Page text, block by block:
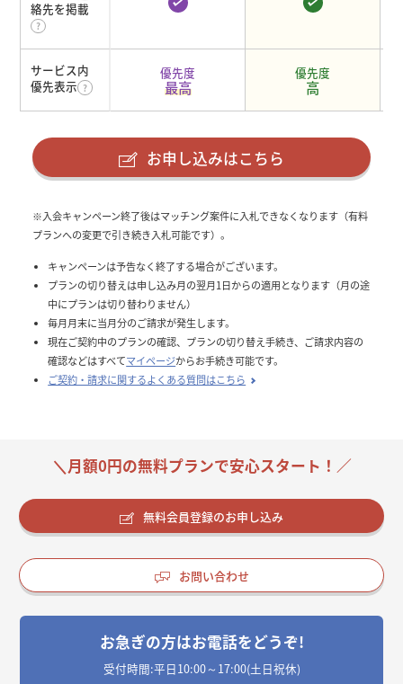
絡先を掲載
サービス内
優先表示
優先度
最高
優先度
高
お申し込みはこちら
※入会キャンペーン終了後はマッチング案件に入札できなくなります（有料
プランへの変更で引き続き入札可能です）。
キャンペーンは予告なく終了する場合がございます。
プランの切り替えは申し込み月の翌月1日からの適用となります（月の途
中にプランは切り替わりません）
毎月月末に当月分のご請求が発生します。
現在ご契約中のプランの確認、プランの切り替え手続き、ご請求内容の
確認などはすべてマイページからお手続き可能です。
ご契約・請求に関するよくある質問はこちら
＼月額0円の無料プランで安心スタート！／
無料会員登録のお申し込み
お問い合わせ
お急ぎの方はお電話をどうぞ!
受付時間:平日10:00～17:00(土日祝休)